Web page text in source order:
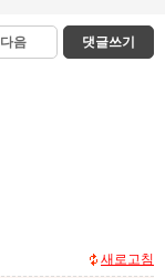
다음 댓글쓰기
새로고침